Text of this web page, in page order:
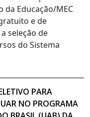
Educação/MEC
e de
seleção de
do Sistema
PARA
NO PROGRAMA